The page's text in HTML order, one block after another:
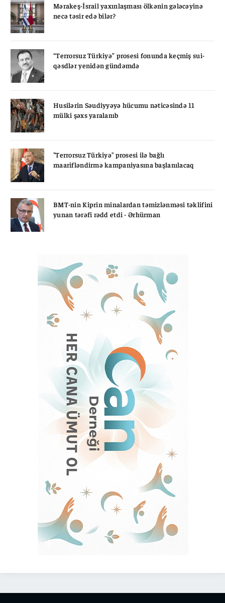
Mərakeş-İsrail yaxınlaşması ölkənin gələcəyinə
necə təsir edə bilər?
“Terrorsuz Türkiyə” prosesi fonunda keçmiş sui-
qəsdlər yenidən gündəmdə
Husilərin Səudiyyəyə hücumu nəticəsində 11
mülki şəxs yaralanıb
"Terrorsuz Türkiyə" prosesi ilə bağlı
maarifləndirmə kampaniyasına başlanılacaq
BMT-nin Kiprin minalardan təmizlənməsi təklifini
yunan tərəfi rədd etdi - Ərhürman